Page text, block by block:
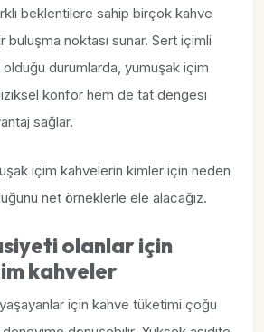
beklentilere sahip birçok kahve
noktası sunar. Sert içimli
durumlarda, yumuşak içim
konfor hem de tat dengesi
sağlar.
içim kahvelerin kimler için neden
net örneklerle ele alacağız.
olanlar için
kahveler
için kahve tüketimi çoğu